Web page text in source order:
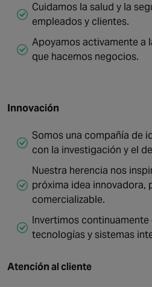
Cuidamos la salud y la
empleados y clientes.
Apoyamos activamente a
que hacemos negocios.
Innovación
Somos una compañía de
con la investigación y el
Nuestra herencia nos
próxima idea innovadora,
comercializable.
Invertimos
tecnologías y sistemas
Atención al cliente